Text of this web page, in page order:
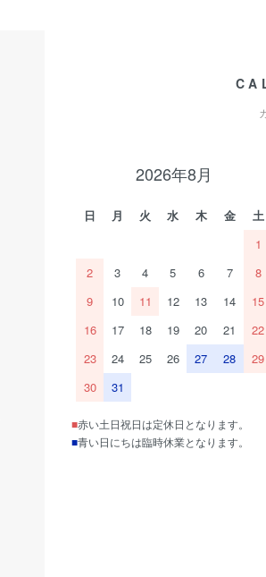
2026年8月
日 月 火 水 木 金
土
1
2
3 4 5 6 7
8
9
10 11 12 13 14
15
16
17 18 19 20 21
22
23
24 25 26 27 28
29
30
31
■赤い土日祝日は定休日となります。
■青い日にちは臨時休業となります。